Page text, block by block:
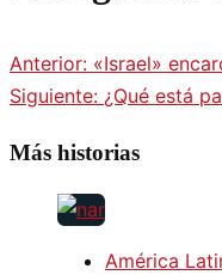
Anterior: «Israel»
Siguiente: ¿Qué está
Más historias
América